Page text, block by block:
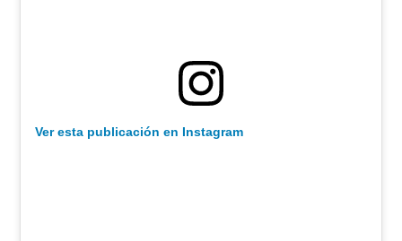
Ver esta publicación en Instagram